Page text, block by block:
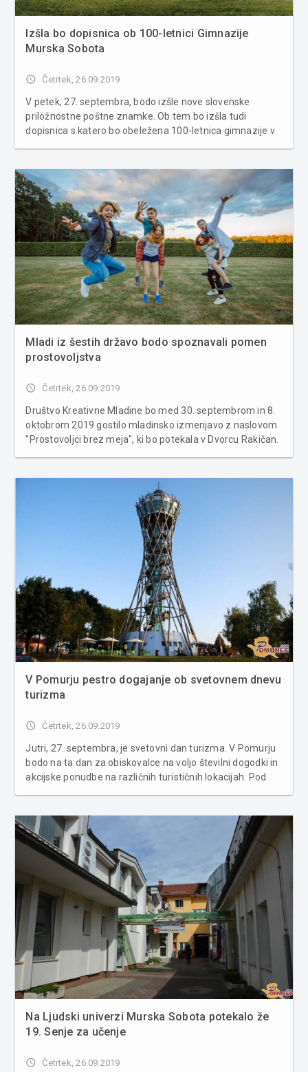
Izšla bo dopisnica ob 100-letnici Gimnazije
Murska Sobota
access_time Četrtek, 26.09.2019
V petek, 27. septembra, bodo izšle nove slovenske
priložnostne poštne znamke. Ob tem bo izšla tudi
dopisnica s katero bo obeležena 100-letnica gimnazije v
nadaljujejo tudi serijo Na...
Mladi iz šestih državo bodo spoznavali pomen
prostovoljstva
access_time Četrtek, 26.09.2019
Društvo Kreativne Mladine bo med 30. septembrom in 8.
oktobrom 2019 gostilo mladinsko izmenjavo z naslovom
"Prostovoljci brez meja", ki bo potekala v Dvorcu Rakičan.
V Pomurju pestro dogajanje ob svetovnem dnevu
turizma
access_time Četrtek, 26.09.2019
Jutri, 27. septembra, je svetovni dan turizma. V Pomurju
bodo na ta dan za obiskovalce na voljo številni dogodki in
akcijske ponudbe na različnih turističnih lokacijah. Pod
1980. ...
Na Ljudski univerzi Murska Sobota potekalo že
19. Senje za učenje
access_time Četrtek, 26.09.2019